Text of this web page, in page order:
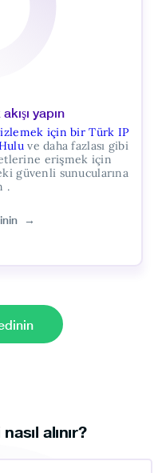
yapın
izlemek için bir Türk IP
ve daha fazlası gibi
erişmek için
güvenli sunucularına
.
→
alınır?